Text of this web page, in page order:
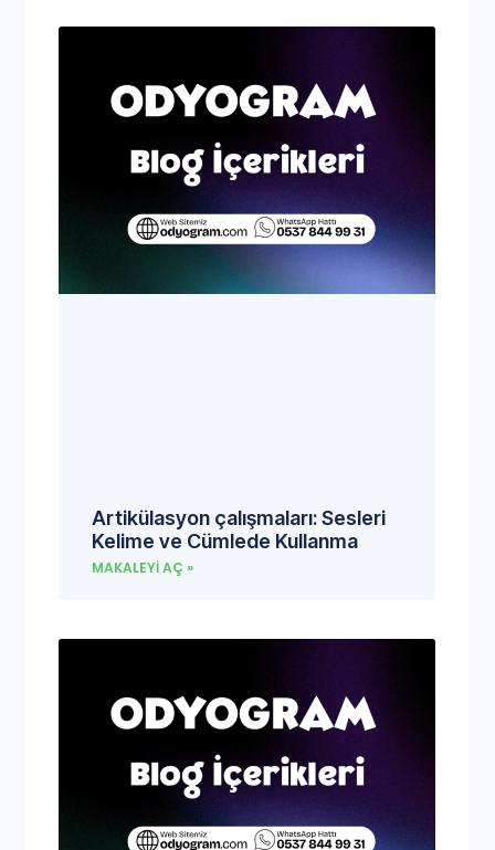
Artikülasyon çalışmaları: Sesleri
Kelime ve Cümlede Kullanma
MAKALEYI AÇ »